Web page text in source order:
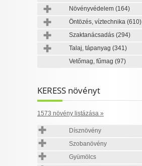
Növényvédelem (164)
Öntözés, víztechnika (610)
Szaktanácsadás (294)
Talaj, tápanyag (341)
Vetőmag, fűmag (97)
KERESS növényt
1573 növény listázása »
Dísznövény
Szobanövény
Gyümölcs